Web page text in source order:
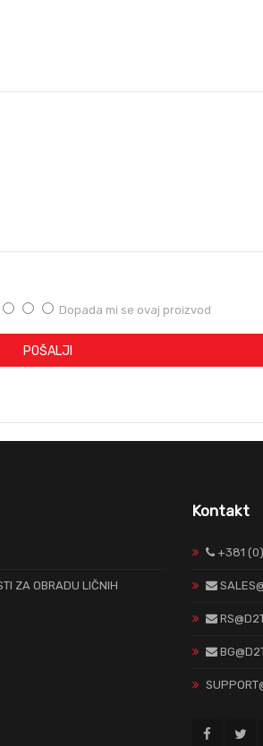
Dopada mi se ovaj proizvod
POŠALJI
ZA OBRADU LIČNIH
Kontakt
+381